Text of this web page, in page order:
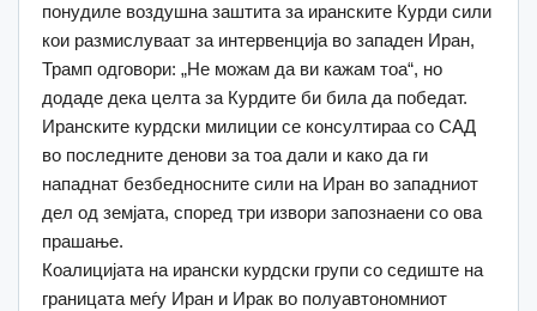
понудиле воздушна заштита за иранските Курди сили
кои размислуваат за интервенција во западен Иран,
Трамп одговори: „Не можам да ви кажам тоа“, но
додаде дека целта за Курдите би била да победат.
Иранските курдски милиции се консултираа со САД
во последните денови за тоа дали и како да ги
нападнат безбедносните сили на Иран во западниот
дел од земјата, според три извори запознаени со ова
прашање.
Коалицијата на ирански курдски групи со седиште на
границата меѓу Иран и Ирак во полуавтономниот